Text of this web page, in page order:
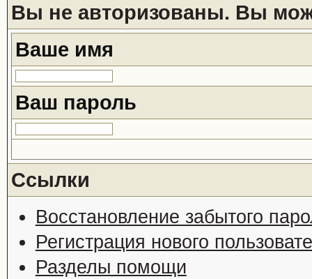
Вы не авторизованы. Вы
Ваше имя
Ваш пароль
Ссылки
Восстановление забытого
Регистрация нового
Разделы помощи